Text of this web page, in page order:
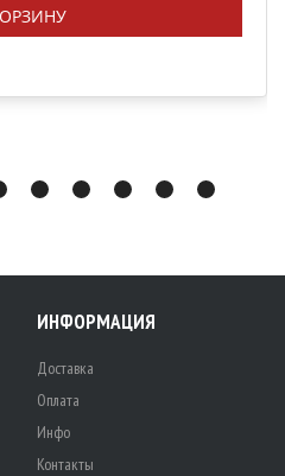
ИНФОРМАЦИЯ
Доставка
Оплата
Инфо
Контакты